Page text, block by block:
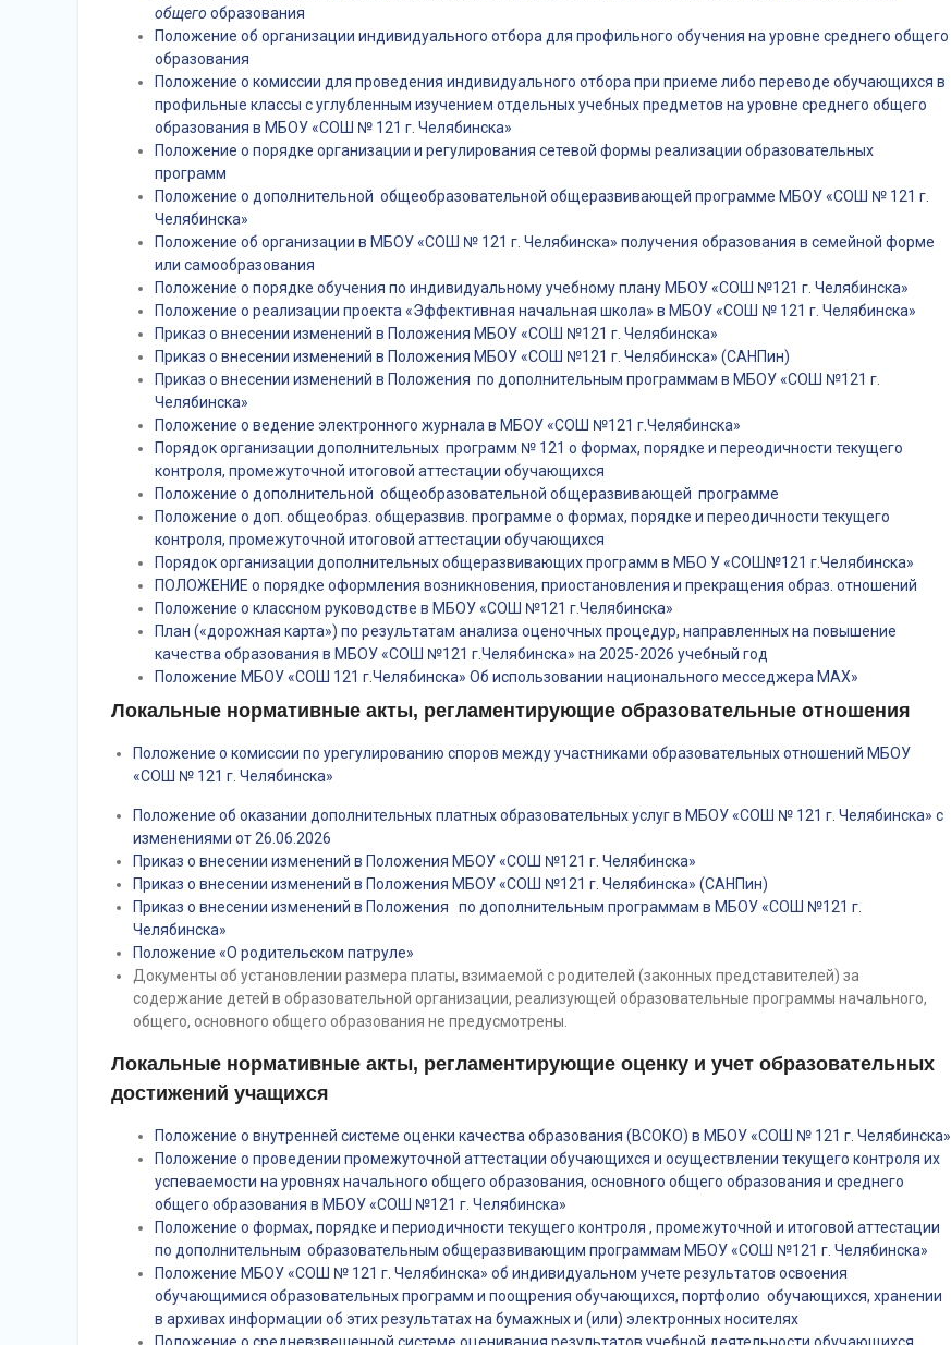
общего образования
Положение об организации индивидуального отбора для профильного обучения на уровне среднего общего
образования
Положение о комиссии для проведения индивидуального отбора при приеме либо переводе обучающихся в
профильные классы с углубленным изучением отдельных учебных предметов на уровне среднего общего
образования в МБОУ «СОШ № 121 г. Челябинска»
Положение о порядке организации и регулирования сетевой формы реализации образовательных
программ
Положение о дополнительной общеобразовательной общеразвивающей программе МБОУ «СОШ № 121 г.
Челябинска»
Положение об организации в МБОУ «СОШ № 121 г. Челябинска» получения образования в семейной форме
или самообразования
Положение о порядке обучения по индивидуальному учебному плану МБОУ «СОШ №121 г. Челябинска»
Положение о реализации проекта «Эффективная начальная школа» в МБОУ «СОШ № 121 г. Челябинска»
Приказ о внесении изменений в Положения МБОУ «СОШ №121 г. Челябинска»
Приказ о внесении изменений в Положения МБОУ «СОШ №121 г. Челябинска» (САНПин)
Приказ о внесении изменений в Положения по дополнительным программам в МБОУ «СОШ №121 г.
Челябинска»
Положение о ведение электронного журнала в МБОУ «СОШ №121 г.Челябинска»
Порядок организации дополнительных программ № 121 о формах, порядке и переодичности текущего
контроля, промежуточной итоговой аттестации обучающихся
Положение о дополнительной общеобразовательной общеразвивающей программе
Положение о доп. общеобраз. общеразвив. программе о формах, порядке и переодичности текущего
контроля, промежуточной итоговой аттестации обучающихся
Порядок организации дополнительных общеразвивающих программ в МБО У «СОШ№121 г.Челябинска»
ПОЛОЖЕНИЕ о порядке оформления возникновения, приостановления и прекращения образ. отношений
Положение о классном руководстве в МБОУ «СОШ №121 г.Челябинска»
План («дорожная карта») по результатам анализа оценочных процедур, направленных на повышение
качества образования в МБОУ «СОШ №121 г.Челябинска» на 2025-2026 учебный год
Положение МБОУ «СОШ 121 г.Челябинска» Об использовании национального месседжера МАХ»
Локальные нормативные акты, регламентирующие образовательные отношения
Положение о комиссии по урегулированию споров между участниками образовательных отношений МБОУ
«СОШ № 121 г. Челябинска»
Положение об оказании дополнительных платных образовательных услуг в МБОУ «СОШ № 121 г. Челябинска» с
изменениями от 26.06.2026
Приказ о внесении изменений в Положения МБОУ «СОШ №121 г. Челябинска»
Приказ о внесении изменений в Положения МБОУ «СОШ №121 г. Челябинска» (САНПин)
Приказ о внесении изменений в Положения по дополнительным программам в МБОУ «СОШ №121 г.
Челябинска»
Положение «О родительском патруле»
Документы об установлении размера платы, взимаемой с родителей (законных представителей) за
содержание детей в образовательной организации, реализующей образовательные программы начального,
общего, основного общего образования не предусмотрены.
Локальные нормативные акты, регламентирующие оценку и учет образовательных
достижений учащихся
Положение о внутренней системе оценки качества образования (ВСОКО) в МБОУ «СОШ № 121 г. Челябинска»
Положение о проведении промежуточной аттестации обучающихся и осуществлении текущего контроля их
успеваемости на уровнях начального общего образования, основного общего образования и среднего
общего образования в МБОУ «СОШ №121 г. Челябинска»
Положение о формах, порядке и периодичности текущего контроля , промежуточной и итоговой аттестации
по дополнительным образовательным общеразвивающим программам МБОУ «СОШ №121 г. Челябинска»
Положение МБОУ «СОШ № 121 г. Челябинска» об индивидуальном учете результатов освоения
обучающимися образовательных программ и поощрения обучающихся, портфолио обучающихся, хранении
в архивах информации об этих результатах на бумажных и (или) электронных носителях